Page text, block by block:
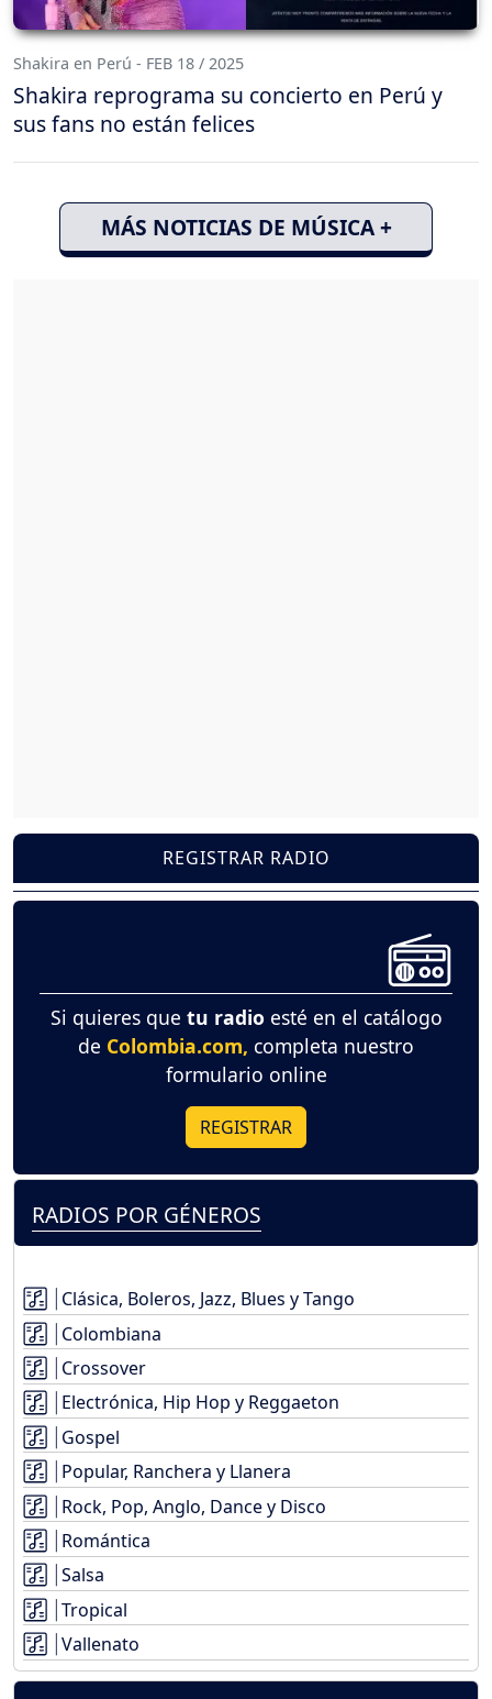
Shakira en Perú - FEB 18 / 2025
Shakira reprograma su concierto en Perú y
sus fans no están felices
MÁS NOTICIAS DE MÚSICA +
REGISTRAR RADIO
Si quieres que tu radio esté en el catálogo
de Colombia.com, completa nuestro
formulario online
REGISTRAR
RADIOS POR GÉNEROS
Clásica, Boleros, Jazz, Blues y Tango
Colombiana
Crossover
Electrónica, Hip Hop y Reggaeton
Gospel
Popular, Ranchera y Llanera
Rock, Pop, Anglo, Dance y Disco
Romántica
Salsa
Tropical
Vallenato